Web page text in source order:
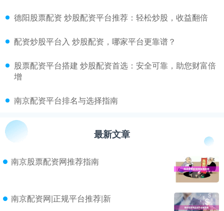
​德阳股票配资 炒股配资平台推荐：轻松炒股，收益翻倍
​配资炒股平台入 炒股配资，哪家平台更靠谱？
​股票配资平台搭建 炒股配资首选：安全可靠，助您财富倍
增
​南京配资平台排名与选择指南
最新文章
南京股票配资网推荐指南
南京配资网|正规平台推荐|新